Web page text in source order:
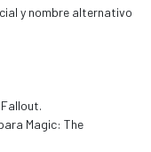
y nombre alternativo
Magic: The